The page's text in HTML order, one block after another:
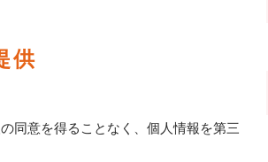
供
同意を得ることなく、個人情報を第三